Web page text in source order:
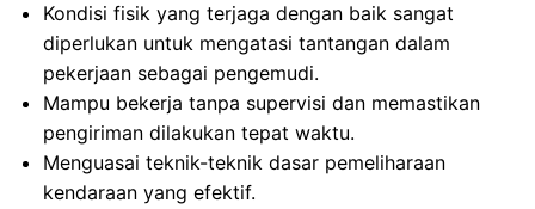
Kondisi fisik yang terjaga dengan baik sangat
diperlukan untuk mengatasi tantangan dalam
pekerjaan sebagai pengemudi.
Mampu bekerja tanpa supervisi dan memastikan
pengiriman dilakukan tepat waktu.
Menguasai teknik-teknik dasar pemeliharaan
kendaraan yang efektif.